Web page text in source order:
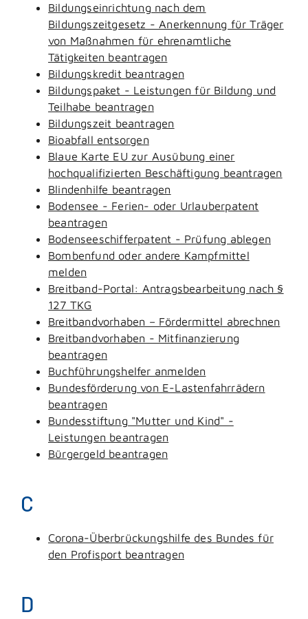
Bildungseinrichtung nach dem
Bildungszeitgesetz - Anerkennung für Träger
von Maßnahmen für ehrenamtliche
Tätigkeiten beantragen
Bildungskredit beantragen
Bildungspaket - Leistungen für Bildung und
Teilhabe beantragen
Bildungszeit beantragen
Bioabfall entsorgen
Blaue Karte EU zur Ausübung einer
hochqualifizierten Beschäftigung beantragen
Blindenhilfe beantragen
Bodensee - Ferien- oder Urlauberpatent
beantragen
Bodenseeschifferpatent - Prüfung ablegen
Bombenfund oder andere Kampfmittel
melden
Breitband-Portal: Antragsbearbeitung nach §
127 TKG
Breitbandvorhaben – Fördermittel abrechnen
Breitbandvorhaben - Mitfinanzierung
beantragen
Buchführungshelfer anmelden
Bundesförderung von E-Lastenfahrrädern
beantragen
Bundesstiftung "Mutter und Kind" -
Leistungen beantragen
Bürgergeld beantragen
C
Corona-Überbrückungshilfe des Bundes für
den Profisport beantragen
D